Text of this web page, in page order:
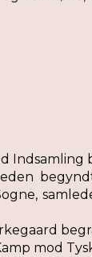
Indsamling
mod